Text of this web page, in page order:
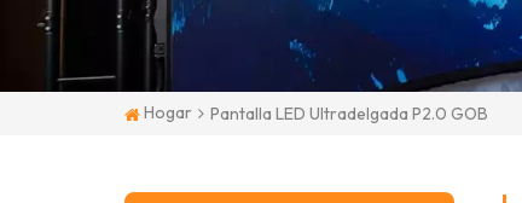
Hogar Pantalla LED Ultradelgada P2.0 GOB